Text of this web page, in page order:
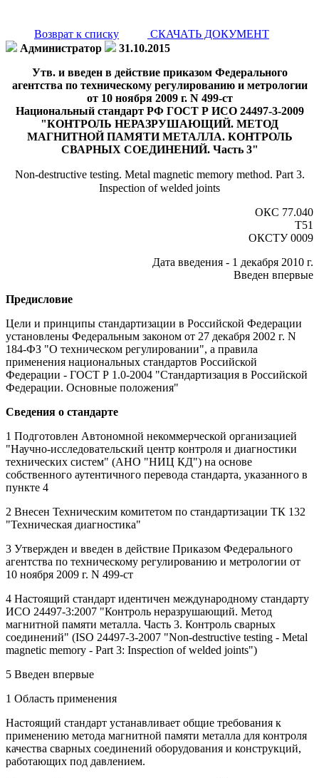
Возврат к списку
СКАЧАТЬ ДОКУМЕНТ
Администратор
31.10.2015
Утв. и введен в действие приказом Федерального
агентства по техническому регулированию и метрологии
от 10 ноября 2009 г. N 499-ст
Национальный стандарт РФ ГОСТ Р ИСО 24497-3-2009
"КОНТРОЛЬ НЕРАЗРУШАЮЩИЙ. МЕТОД
МАГНИТНОЙ ПАМЯТИ МЕТАЛЛА. КОНТРОЛЬ
СВАРНЫХ СОЕДИНЕНИЙ. Часть 3"
Non-destructive testing. Metal magnetic memory method. Part 3.
Inspection of welded joints
ОКС 77.040
Т51
ОКСТУ 0009
Дата введения - 1 декабря 2010 г.
Введен впервые
Предисловие
Цели и принципы стандартизации в Российской Федерации
установлены Федеральным законом от 27 декабря 2002 г. N
184-ФЗ "О техническом регулировании", а правила
применения национальных стандартов Российской
Федерации - ГОСТ Р 1.0-2004 "Стандартизация в Российской
Федерации. Основные положения"
Сведения о стандарте
1 Подготовлен Автономной некоммерческой организацией
"Научно-исследовательский центр контроля и диагностики
технических систем" (АНО "НИЦ КД") на основе
собственного аутентичного перевода стандарта, указанного в
пункте 4
2 Внесен Техническим комитетом по стандартизации ТК 132
"Техническая диагностика"
3 Утвержден и введен в действие Приказом Федерального
агентства по техническому регулированию и метрологии от
10 ноября 2009 г. N 499-ст
4 Настоящий стандарт идентичен международному стандарту
ИСО 24497-3:2007 "Контроль неразрушающий. Метод
магнитной памяти металла. Часть 3. Контроль сварных
соединений" (ISO 24497-3-2007 "Non-destructive testing - Metal
magnetic memory - Part 3: Inspection of welded joints")
5 Введен впервые
1 Область применения
Настоящий стандарт устанавливает общие требования к
применению метода магнитной памяти металла для контроля
качества сварных соединений оборудования и конструкций,
работающих под давлением.